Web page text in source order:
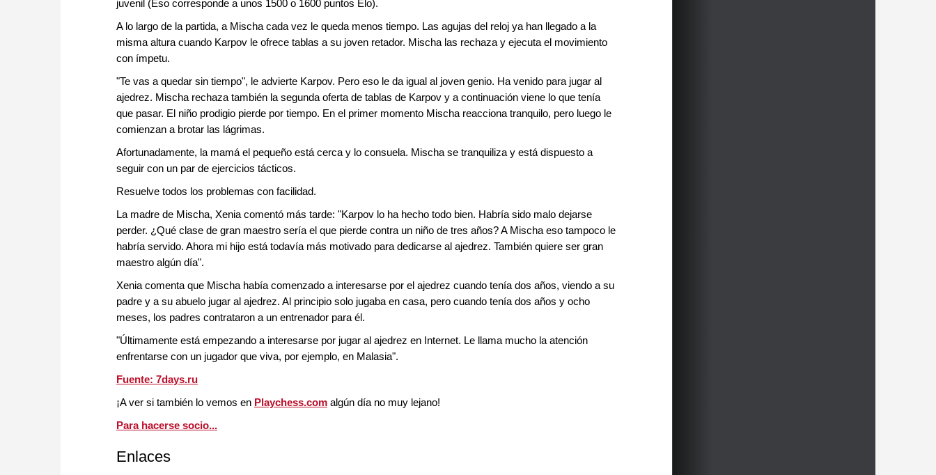
juvenil (Eso corresponde a unos 1500 o 1600 puntos Elo).
A lo largo de la partida, a Mischa cada vez le queda menos tiempo. Las agujas del reloj ya han llegado a la
misma altura cuando Karpov le ofrece tablas a su joven retador. Mischa las rechaza y ejecuta el movimiento
con ímpetu.
"Te vas a quedar sin tiempo", le advierte Karpov. Pero eso le da igual al joven genio. Ha venido para jugar al
ajedrez. Mischa rechaza también la segunda oferta de tablas de Karpov y a continuación viene lo que tenía
que pasar. El niño prodigio pierde por tiempo. En el primer momento Mischa reacciona tranquilo, pero luego le
comienzan a brotar las lágrimas.
Afortunadamente, la mamá el pequeño está cerca y lo consuela. Mischa se tranquiliza y está dispuesto a
seguir con un par de ejercicios tácticos.
Resuelve todos los problemas con facilidad.
La madre de Mischa, Xenia comentó más tarde: "Karpov lo ha hecho todo bien. Habría sido malo dejarse
perder. ¿Qué clase de gran maestro sería el que pierde contra un niño de tres años? A Mischa eso tampoco le
habría servido. Ahora mi hijo está todavía más motivado para dedicarse al ajedrez. También quiere ser gran
maestro algún día".
Xenia comenta que Mischa había comenzado a interesarse por el ajedrez cuando tenía dos años, viendo a su
padre y a su abuelo jugar al ajedrez. Al principio solo jugaba en casa, pero cuando tenía dos años y ocho
meses, los padres contrataron a un entrenador para él.
"Últimamente está empezando a interesarse por jugar al ajedrez en Internet. Le llama mucho la atención
enfrentarse con un jugador que viva, por ejemplo, en Malasia".
Fuente: 7days.ru
¡A ver si también lo vemos en Playchess.com algún día no muy lejano!
Para hacerse socio...
Enlaces